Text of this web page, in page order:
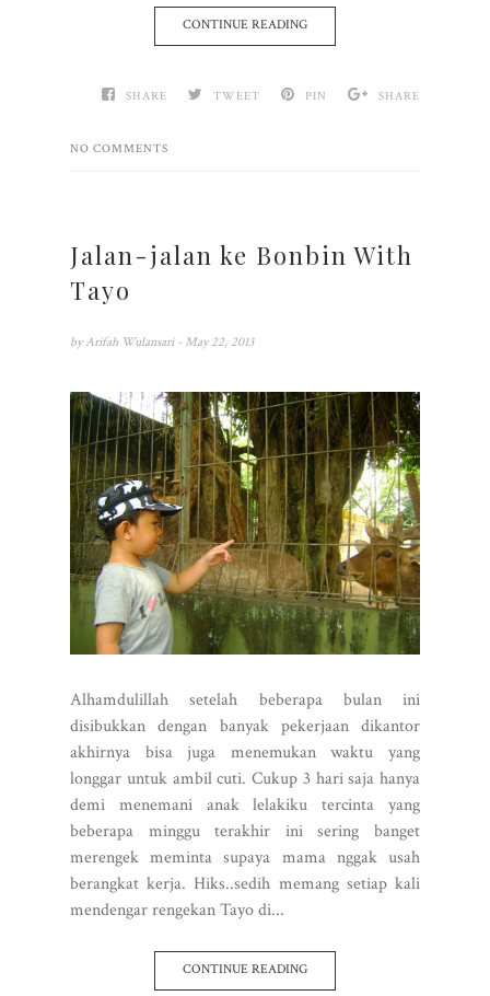
CONTINUE READING
SHARE TWEET PIN SHARE
NO COMMENTS
Jalan-jalan ke Bonbin With
Tayo
by Arifah Wulansari - May 22, 2013
Alhamdulillah setelah beberapa bulan ini
disibukkan dengan banyak pekerjaan dikantor
akhirnya bisa juga menemukan waktu yang
longgar untuk ambil cuti. Cukup 3 hari saja hanya
demi menemani anak lelakiku tercinta yang
beberapa minggu terakhir ini sering banget
merengek meminta supaya mama nggak usah
berangkat kerja. Hiks..sedih memang setiap kali
mendengar rengekan Tayo di...
CONTINUE READING